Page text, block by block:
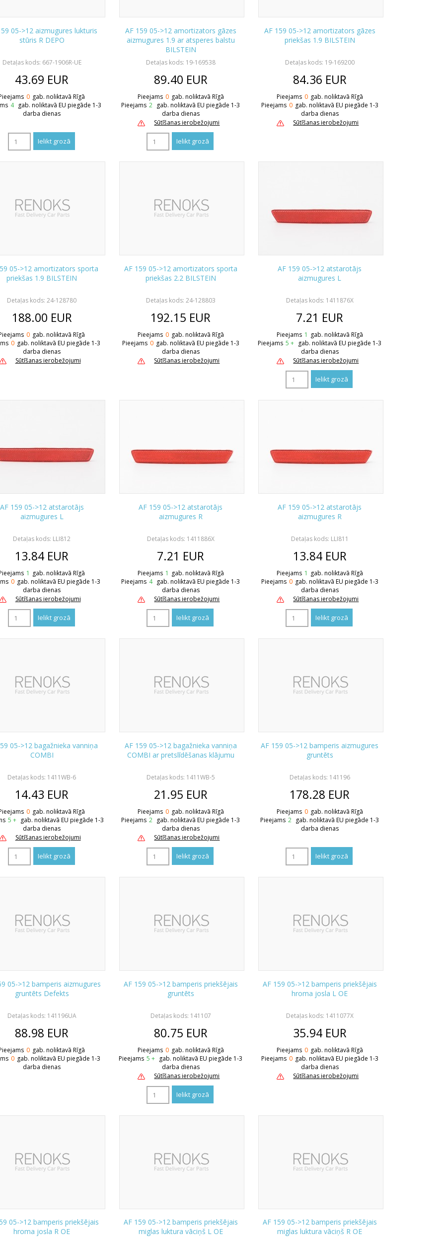
05->12 aizmugures lukturis
stūris R DEPO
Detaļas kods: 667-1906R-UE
43.69 EUR
0 gab. noliktavā Rīgā
4 gab. noliktavā EU piegāde 1-3
darba dienas
AF 159 05->12 amortizators gāzes
aizmugures 1.9 ar atsperes balstu
BILSTEIN
Detaļas kods: 19-169538
89.40 EUR
Pieejams 0 gab. noliktavā Rīgā
Pieejams 2 gab. noliktavā EU piegāde 1-3
darba dienas
Sūtīšanas ierobežojumi
AF 159 05->12 amortizators gāzes
priekšas 1.9 BILSTEIN
Detaļas kods: 19-169200
84.36 EUR
Pieejams 0 gab. noliktavā Rīgā
Pieejams 0 gab. noliktavā EU piegāde 1-3
darba dienas
Sūtīšanas ierobežojumi
05->12 amortizators sporta
priekšas 1.9 BILSTEIN
Detaļas kods: 24-128780
188.00 EUR
0 gab. noliktavā Rīgā
0 gab. noliktavā EU piegāde 1-3
darba dienas
Sūtīšanas ierobežojumi
AF 159 05->12 amortizators sporta
priekšas 2.2 BILSTEIN
Detaļas kods: 24-128803
192.15 EUR
Pieejams 0 gab. noliktavā Rīgā
Pieejams 0 gab. noliktavā EU piegāde 1-3
darba dienas
Sūtīšanas ierobežojumi
AF 159 05->12 atstarotājs
aizmugures L
Detaļas kods: 1411876X
7.21 EUR
Pieejams 1 gab. noliktavā Rīgā
Pieejams 5 + gab. noliktavā EU piegāde 1-3
darba dienas
Sūtīšanas ierobežojumi
AF 159 05->12 atstarotājs
aizmugures L
Detaļas kods: LLI812
13.84 EUR
1 gab. noliktavā Rīgā
0 gab. noliktavā EU piegāde 1-3
darba dienas
Sūtīšanas ierobežojumi
AF 159 05->12 atstarotājs
aizmugures R
Detaļas kods: 1411886X
7.21 EUR
Pieejams 1 gab. noliktavā Rīgā
Pieejams 4 gab. noliktavā EU piegāde 1-3
darba dienas
Sūtīšanas ierobežojumi
AF 159 05->12 atstarotājs
aizmugures R
Detaļas kods: LLI811
13.84 EUR
Pieejams 1 gab. noliktavā Rīgā
Pieejams 0 gab. noliktavā EU piegāde 1-3
darba dienas
Sūtīšanas ierobežojumi
05->12 bagažnieka vanniņa
COMBI
Detaļas kods: 1411WB-6
14.43 EUR
0 gab. noliktavā Rīgā
5 + gab. noliktavā EU piegāde 1-3
darba dienas
Sūtīšanas ierobežojumi
AF 159 05->12 bagažnieka vanniņa
COMBI ar pretslīdēšanas klājumu
Detaļas kods: 1411WB-5
21.95 EUR
Pieejams 0 gab. noliktavā Rīgā
Pieejams 2 gab. noliktavā EU piegāde 1-3
darba dienas
Sūtīšanas ierobežojumi
AF 159 05->12 bamperis aizmugures
gruntēts
Detaļas kods: 141196
178.28 EUR
Pieejams 0 gab. noliktavā Rīgā
Pieejams 2 gab. noliktavā EU piegāde 1-3
darba dienas
05->12 bamperis aizmugures
gruntēts Defekts
Detaļas kods: 141196UA
88.98 EUR
0 gab. noliktavā Rīgā
0 gab. noliktavā EU piegāde 1-3
darba dienas
AF 159 05->12 bamperis priekšējais
gruntēts
Detaļas kods: 141107
80.75 EUR
Pieejams 0 gab. noliktavā Rīgā
Pieejams 5 + gab. noliktavā EU piegāde 1-3
darba dienas
Sūtīšanas ierobežojumi
AF 159 05->12 bamperis priekšējais
hroma josla L OE
Detaļas kods: 1411077X
35.94 EUR
Pieejams 0 gab. noliktavā Rīgā
Pieejams 0 gab. noliktavā EU piegāde 1-3
darba dienas
Sūtīšanas ierobežojumi
05->12 bamperis priekšējais
hroma josla R OE
AF 159 05->12 bamperis priekšējais
miglas luktura vāciņš L OE
AF 159 05->12 bamperis priekšējais
miglas luktura vāciņš R OE